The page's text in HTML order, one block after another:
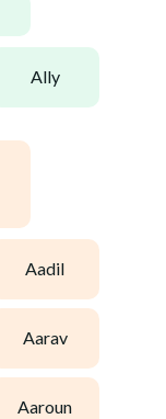
ally
aadil
aarav
aaroun